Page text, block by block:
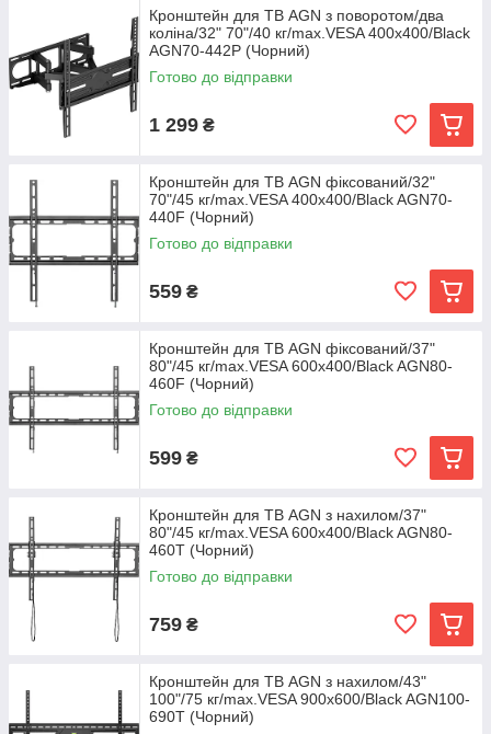
Кронштейн для ТВ AGN з поворотом/два
коліна/32" 70"/40 кг/max.VESA 400x400/Black
AGN70-442P (Чорний)
Готово до відправки
1 299 ₴
Кронштейн для ТВ AGN фіксований/32"
70"/45 кг/max.VESA 400x400/Black AGN70-
440F (Чорний)
Готово до відправки
559 ₴
Кронштейн для ТВ AGN фіксований/37"
80"/45 кг/max.VESA 600x400/Black AGN80-
460F (Чорний)
Готово до відправки
599 ₴
Кронштейн для ТВ AGN з нахилом/37"
80"/45 кг/max.VESA 600x400/Black AGN80-
460T (Чорний)
Готово до відправки
759 ₴
Кронштейн для ТВ AGN з нахилом/43"
100"/75 кг/max.VESA 900x600/Black AGN100-
690T (Чорний)